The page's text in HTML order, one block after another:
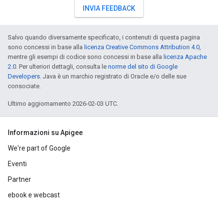
INVIA FEEDBACK
Salvo quando diversamente specificato, i contenuti di questa pagina
sono concessi in base alla licenza Creative Commons Attribution 4.0,
mentre gli esempi di codice sono concessi in base alla licenza Apache
2.0. Per ulteriori dettagli, consulta le norme del sito di Google
Developers. Java è un marchio registrato di Oracle e/o delle sue
consociate.
Ultimo aggiornamento 2026-02-03 UTC.
Informazioni su Apigee
We're part of Google
Eventi
Partner
ebook e webcast